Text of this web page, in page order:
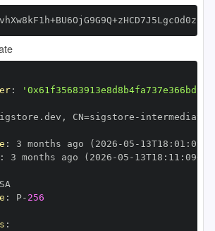
:
, CN=sigstore -
: 3 months ago (2026 -05 - 13T18 : 01 :
3 months ago (2026 -05 - 13T18 : 11 : 09+00
: P- 256
: